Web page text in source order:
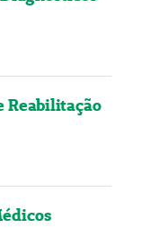
Reabilitação